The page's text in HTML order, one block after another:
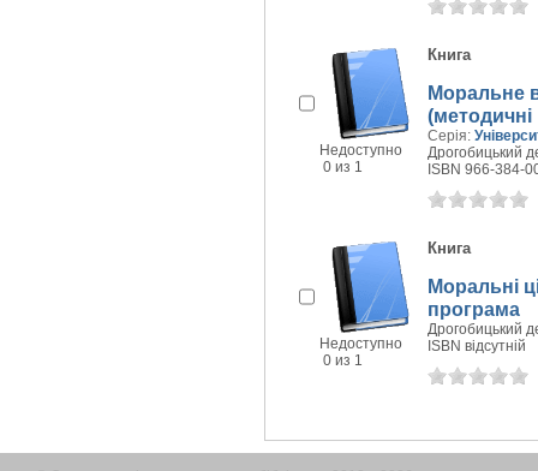
Недоступно
0 из 1
Книга
Моральне
(методичні
Серія:
Дрогобицький
ISBN 966-384-
Недоступно
0 из 1
Книга
Моральні
програма
Дрогобицький
ISBN відсутній